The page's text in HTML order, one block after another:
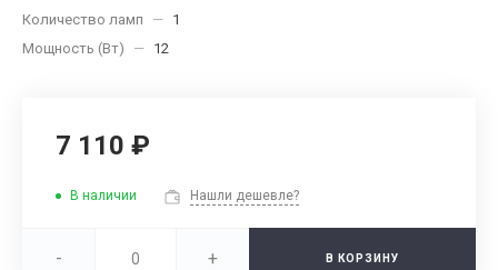
Количество ламп
— 1
Мощность (Вт)
— 12
7 110 ₽
В наличии Нашли дешевле?
- + В КОРЗИНУ